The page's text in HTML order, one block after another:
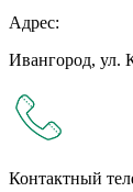
Адрес:
Ивангород, ул.
Контактный